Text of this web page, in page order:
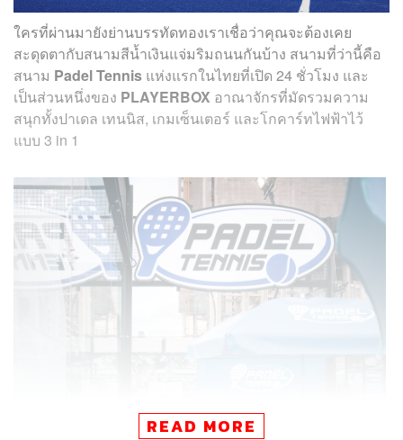
ใครที่ผ่านมายังย่านบรรทัดทองเราเชื่อว่าคุณจะต้องเคย
สะดุดตากับสนามสีน้ำเงินแจ่มริมถนนกันบ้าง สนามที่ว่านี้คือ
สนาม Padel Tennis แห่งแรกในไทยที่เปิด 24 ชั่วโมง และ
เป็นส่วนหนึ่งของ PLAYERBOX อาณาจักรที่มัดรวมความ
สนุกทั้งปาเดล เทนนิส, เกมเซ็นเตอร์​ และโกคาร์ทไฟฟ้าไว้
แบบ 3 in 1
READ MORE